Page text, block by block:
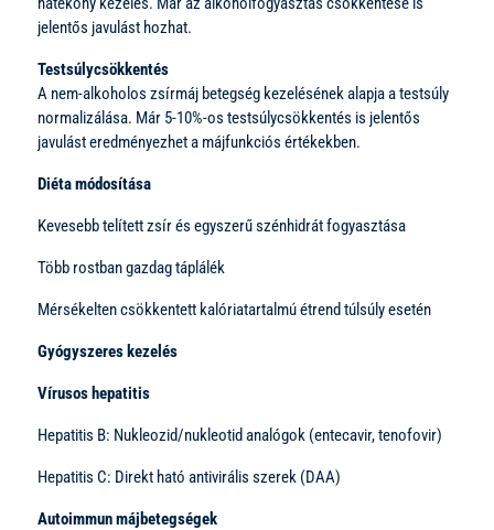
jelentős javulást hozhat.
Testsúlycsökkentés
A nem-alkoholos zsírmáj betegség kezelésének alapja a testsúly
normalizálása. Már 5-10%-os testsúlycsökkentés is jelentős
javulást eredményezhet a májfunkciós értékekben.
Diéta módosítása
Kevesebb telített zsír és egyszerű szénhidrát fogyasztása
Több rostban gazdag táplálék
Mérsékelten csökkentett kalóriatartalmú étrend túlsúly esetén
Gyógyszeres kezelés
Vírusos hepatitis
Hepatitis B: Nukleozid/nukleotid analógok (entecavir, tenofovir)
Hepatitis C: Direkt ható antivirális szerek (DAA)
Autoimmun májbetegségek